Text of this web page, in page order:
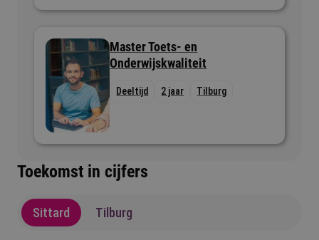
Master Toets- en
Onderwijskwaliteit
Deeltijd 2 jaar Tilburg
Toekomst in cijfers
Sittard Tilburg